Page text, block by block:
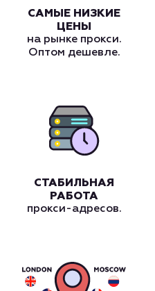
САМЫЕ НИЗКИЕ
ЦЕНЫ
на рынке прокси.
Оптом дешевле.
СТАБИЛЬНАЯ
РАБОТА
прокси-адресов.